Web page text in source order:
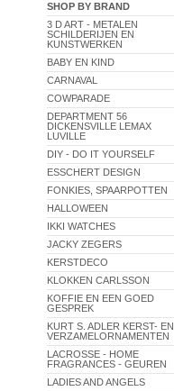
SHOP BY BRAND
3 D ART - METALEN
SCHILDERIJEN EN
KUNSTWERKEN
BABY EN KIND
CARNAVAL
COWPARADE
DEPARTMENT 56
DICKENSVILLE LEMAX
LUVILLE
DIY - DO IT YOURSELF
ESSCHERT DESIGN
FONKIES, SPAARPOTTEN
HALLOWEEN
IKKI WATCHES
JACKY ZEGERS
KERSTDECO
KLOKKEN CARLSSON
KOFFIE EN EEN GOED
GESPREK
KURT S. ADLER KERST- EN
VERZAMELORNAMENTEN
LACROSSE - HOME
FRAGRANCES - GEUREN
LADIES AND ANGELS